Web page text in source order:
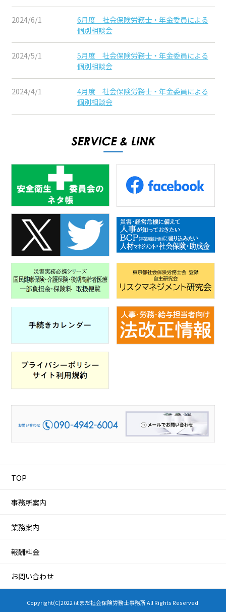
2024/6/1
6月度 社会保険労務士・年金委員による
個別相談会
2024/5/1
5月度 社会保険労務士・年金委員による
個別相談会
2024/4/1
4月度 社会保険労務士・年金委員による
個別相談会
TOP
事務所案内
業務案内
報酬料金
お問い合わせ
Copyright(C)2022 はまだ社会保険労務士事務所 All Rights Reserved.